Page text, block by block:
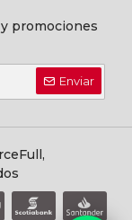
promociones
Enviar